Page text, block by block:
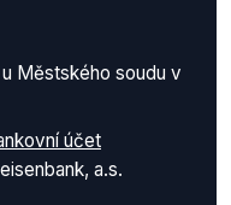
Městského soudu v
účet
a.s.